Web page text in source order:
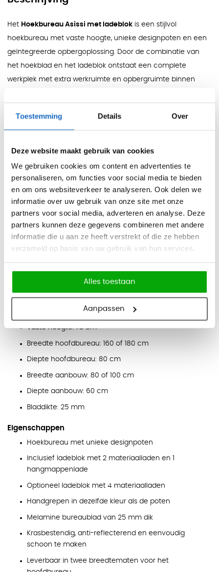
Toestemming Details Over
Deze website maakt gebruik van cookies
We gebruiken cookies om content en advertenties te
personaliseren, om functies voor social media te bieden
en om ons websiteverkeer te analyseren. Ook delen we
informatie over uw gebruik van onze site met onze
partners voor social media, adverteren en analyse. Deze
partners kunnen deze gegevens combineren met andere
informatie die u aan ze heeft verstrekt of die ze hebben
verzameld op basis van uw gebruik van hun services.
Alles toestaan
Aanpassen
Het Hoekbureau Asissi met ladeblok is een stijlvol
hoekbureau met vaste hoogte, unieke designpoten en een
geïntegreerde opbergoplossing. Door de combinatie van
het hoekblad en het ladeblok ontstaat een complete
werkplek met extra werkruimte en opbergruimte binnen
De handgrepen van het ladeblok hebben dezelfde kleur als
de poten van het bureau, waardoor het geheel rustig en
verzorgd oogt.
Het bureaublad is 25 mm dik en afgewerkt met een
beschermende melamine toplaag. Deze afwerking is
krasbestendig, anti-reflecterend en eenvoudig schoon te
maken, wat het bureau geschikt maakt voor dagelijks
gebruik op kantoor.
elm, licht noten, grijs, licht eiken, beuken en wit.
Onderstel:schaduwgrijs of wit.
Vaste hoogte: 75 cm
Breedte hoofdbureau: 160 of 180 cm
Diepte hoofdbureau: 80 cm
Breedte aanbouw: 80 of 100 cm
Diepte aanbouw: 60 cm
Bladdikte: 25 mm
Eigenschappen
Hoekbureau met unieke designpoten
Inclusief ladeblok met 2 materiaalladen en 1
hangmappenlade
Optioneel ladeblok met 4 materiaalladen
Handgrepen in dezelfde kleur als de poten
Melamine bureaublad van 25 mm dik
Krasbestendig, anti-reflecterend en eenvoudig
schoon te maken
Leverbaar in twee breedtematen voor het